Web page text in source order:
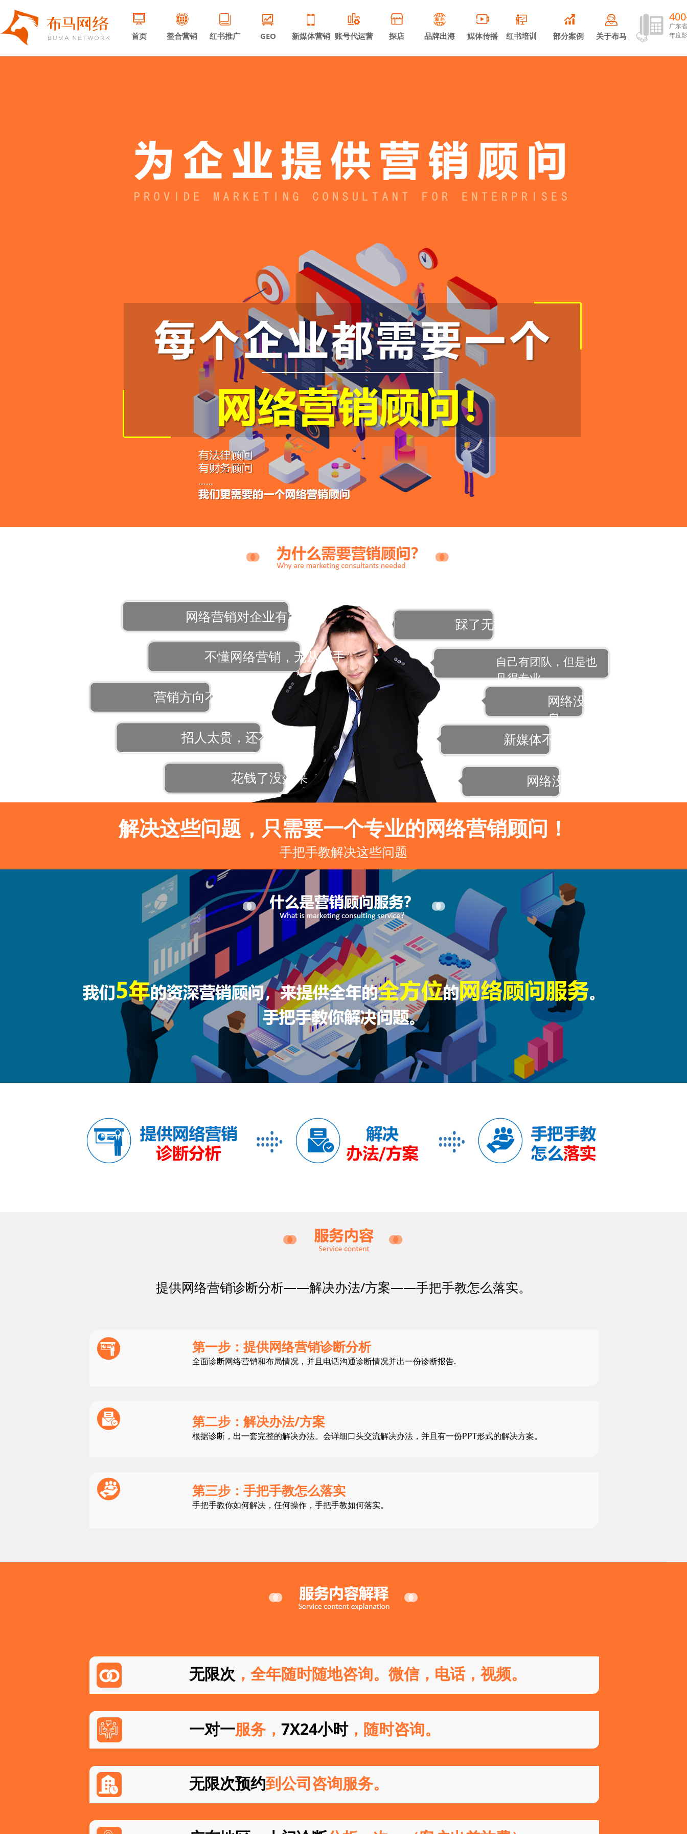
广东
年度
首页 整合营销 红书推广 GEO 新媒体营销 账号代运营 探店 品牌出海 媒体传播 红书培训 部分案例 关于布马
网络营销对企业有多重要
不懂网络营销，无从下手
营销方向不清晰
招人太贵，还不专业
花钱了没效果
踩了无数坑
自己有团队，但是也
见得专业
网络没信
息
新媒体不会玩
网络没咨询
解决这些问题，只需要一个专业的网络营销顾问！
手把手教解决这些问题
提供网络营销诊断分析——解决办法/方案——手把手教怎么落实。
第一步：提供网络营销诊断分析
全面诊断网络营销和布局情况，并且电话沟通诊断情况并出一份诊断报告.
第二步：解决办法/方案
根据诊断，出一套完整的解决办法。会详细口头交流解决办法，并且有一份PPT形式的解决方案。
第三步：手把手教怎么落实
手把手教你如何解决，任何操作，手把手教如何落实。
无限次 ，全年随时随地咨询。微信，电话，视频。
一对一服务， 7X24小时，随时咨询。
无限次预约到公司咨询服务。